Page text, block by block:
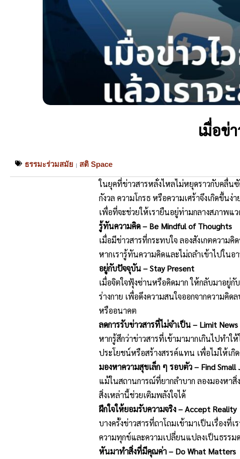
เมื่อข่
ธรรมะร่วมสมัย | สติ Space
ในยุคที่ข่าวสารหลั่งไหลไม่หยุดราวกับคลื่นซั
กังวล ความโกรธ หรือความเศร้าจึงเกิดขึ้นง่า
เพื่อที่จะช่วยให้เรายืนอยู่ท่ามกลางสภาพแ
รู้ทันความคิด – Be Mindful of Thoughts
เมื่อมีข่าวสารที่กระทบใจ ลองสังเกตความคิด
หากเรารู้ทันความคิดและไม่ถลำเข้าไปในอ
อยู่กับปัจจุบัน – Stay Present
เมื่อจิตใจฟุ้งซ่านหรือคิดมาก ให้กลับมาอยู่กั
ร่างกาย เพื่อดึงความสนใจออกจากความคิดล
หรืออนาคต
ลดการรับข่าวสารที่ไม่จำเป็น – Limit
หากรู้สึกว่าข่าวสารที่เข้ามามากเกินไปทำใ
ประโยชน์หรือสร้างสรรค์แทน เพื่อไม่ให้เกิ
มองหาความสุขเล็ก ๆ รอบตัว – Find Small
แม้ในสถานการณ์ที่ยากลำบาก ลองมองหาสิ่
สิ่งเหล่านี้ช่วยเติมพลังใจได้
ฝึกใจให้ยอมรับความจริง – Accept Reality
บางครั้งข่าวสารที่ถาโถมเข้ามาเป็นเรื่องที่เ
ความทุกข์และความเปลี่ยนแปลงเป็นธรรม
หันมาทำสิ่งที่มีคุณค่า – Do What Matters